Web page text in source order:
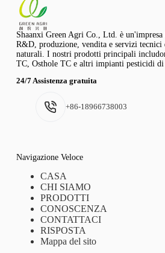
Shaanxi Green Agri Co., Ltd. è
R&D, produzione, vendita e servizi
naturali. I nostri prodotti principali
TC, Osthole TC e altri impianti pesticidi
24/7 Assistenza gratuita
+86-18966738003
Navigazione Veloce
CASA
CHI SIAMO
PRODOTTI
CONOSCENZA
CONTATTACI
RISPOSTA
Mappa del sito